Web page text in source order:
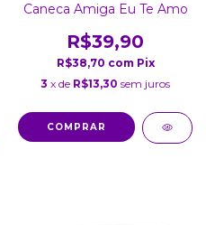
Caneca Amiga Eu Te Amo
R$39,90
R$38,70 com Pix
3 x de R$13,30 sem juros
COMPRAR